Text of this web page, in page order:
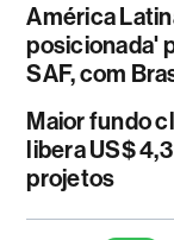
América
posicionada'
SAF, com
Maior fundo
libera US$
projetos